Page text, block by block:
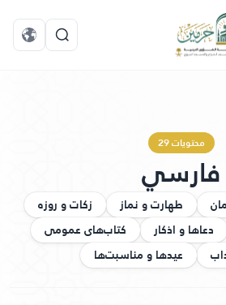
محتویات 29
فارسي
طهارت و نماز
زکات و روزه
دعاها و اذکار
کتاب‌های عمومی
عیدها و مناسبت‌ها